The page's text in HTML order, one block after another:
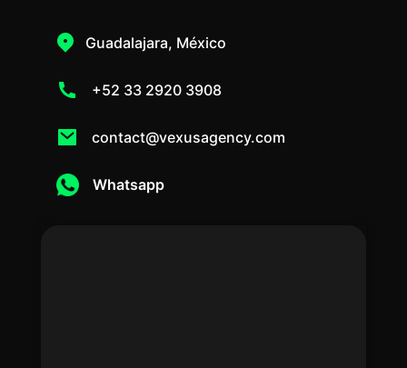
Guadalajara, México
+52 33 2920 3908
contact@vexusagency.com
Whatsapp